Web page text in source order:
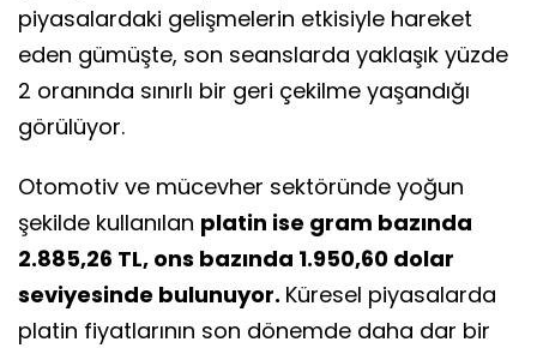
piyasalardaki gelişmelerin etkisiyle hareket
eden gümüşte, son seanslarda yaklaşık yüzde
2 oranında sınırlı bir geri çekilme yaşandığı
görülüyor.
Otomotiv ve mücevher sektöründe yoğun
şekilde kullanılan platin ise gram bazında
2.885,26 TL, ons bazında 1.950,60 dolar
seviyesinde bulunuyor. Küresel piyasalarda
platin fiyatlarının son dönemde daha dar bir